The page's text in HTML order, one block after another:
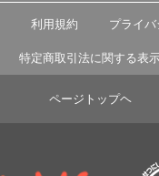
利用規約 プライ
特定商取引法に関する表
ページトップヘ